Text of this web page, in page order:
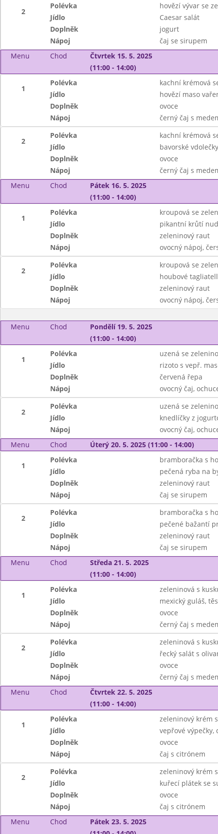
2
Polévka
hovězí vývar se
Jídlo
Caesar salát
Doplněk
jogurt
Nápoj
čaj se sirupem
Menu
Chod
Čtvrtek 15. 5. 2025
(11:00 - 14:00)
1
Polévka
kachní krémová
Jídlo
hovězí maso
Doplněk
ovoce
Nápoj
černý čaj s
2
Polévka
kachní krémová
Jídlo
bavorské
Doplněk
ovoce
Nápoj
černý čaj s
Menu
Chod
Pátek 16. 5. 2025
(11:00 - 14:00)
1
Polévka
kroupová se
Jídlo
pikantní krůtí
Doplněk
zeleninový raut
Nápoj
ovocný nápoj,
2
Polévka
kroupová se
Jídlo
houbové
Doplněk
zeleninový raut
Nápoj
ovocný nápoj,
Menu Chod
Pondělí 19. 5. 2025
(11:00 - 14:00)
1
Polévka
uzená se
Jídlo
rizoto s vepř.
Doplněk
červená řepa
Nápoj
ovocný čaj,
2
Polévka
uzená se
Jídlo
knedlíčky z
Nápoj
ovocný čaj,
Menu
Chod Úterý 20. 5. 2025 (11:00 - 14:00)
1
Polévka
bramboračka s
Jídlo
pečená ryba na
Doplněk
zeleninový raut
Nápoj
čaj se sirupem
2
Polévka
bramboračka s
Jídlo
pečené bažantí
Doplněk
zeleninový raut
Nápoj
čaj se sirupem
Menu
Chod
Středa 21. 5. 2025
(11:00 - 14:00)
1
Polévka
zeleninová s
Jídlo
mexický guláš,
Doplněk
ovoce
Nápoj
černý čaj s
2
Polévka
zeleninová s
Jídlo
řecký salát s
Doplněk
ovoce
Nápoj
černý čaj s
Menu
Chod
Čtvrtek 22. 5. 2025
(11:00 - 14:00)
1
Polévka
zeleninový krém
Jídlo
vepřové
Doplněk
ovoce
Nápoj
čaj s citrónem
2
Polévka
zeleninový krém
Jídlo
kuřecí plátek se
Doplněk
ovoce
Nápoj
čaj s citrónem
Menu
Chod
Pátek 23. 5. 2025